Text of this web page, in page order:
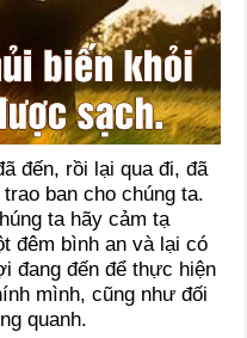
đến, rồi lại qua đi, đã
ban cho chúng ta.
ta hãy cảm tạ
đêm bình an và lại có
đang đến để thực hiện
mình, cũng như đối
quanh.